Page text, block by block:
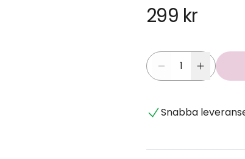
299 kr
Snabba